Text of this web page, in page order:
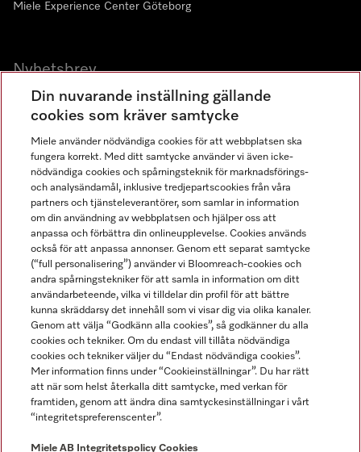
Miele Experience Center Göteborg
Nyhetsbrev
Gå med i vår gemenskap
Miele AB
Allmänna villkor
Användarvillkor
Miele tillgänglighetsförklaring
Lagen om digitala tjänster
Miele på LinkedIn
Miele på Facebook
Miele på Instagram
Miele på Youtube
Din nuvarande inställning gällande
cookies som kräver samtycke
Miele använder nödvändiga cookies för att webbplatsen ska
fungera korrekt. Med ditt samtycke använder vi även icke-
nödvändiga cookies och spårningsteknik för marknadsförings-
och analysändamål, inklusive tredjepartscookies från våra
partners och tjänsteleverantörer, som samlar in information
om din användning av webbplatsen och hjälper oss att
anpassa och förbättra din onlineupplevelse. Cookies används
också för att anpassa annonser. Genom ett separat samtycke
(“full personalisering”) använder vi Bloomreach-cookies och
andra spårningstekniker för att samla in information om ditt
användarbeteende, vilka vi tilldelar din profil för att bättre
kunna skräddarsy det innehåll som vi visar dig via olika kanaler.
Genom att välja “Godkänn alla cookies”, så godkänner du alla
cookies och tekniker. Om du endast vill tillåta nödvändiga
cookies och tekniker väljer du “Endast nödvändiga cookies”.
Mer information finns under “Cookieinställningar”. Du har rätt
att när som helst återkalla ditt samtycke, med verkan för
framtiden, genom att ändra dina samtyckesinställningar i vårt
“integritetspreferenscenter”.
Miele AB Integritetspolicy Cookies